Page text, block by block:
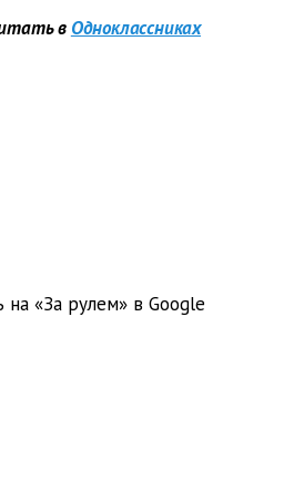
в Одноклассниках
«За рулем» в Google